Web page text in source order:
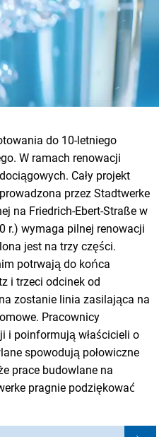
do 10-letniego
W ramach renowacji
Cały projekt
przez Stadtwerke
na Friedrich-Ebert-Straße w
r.) wymaga pilnej renowacji
jest na trzy części.
potrwają do końca
i trzeci odcinek od
zostanie linia zasilająca na
Pracownicy
i poinformują właścicieli o
spowodują połowiczne
prace budowlane na
pragnie podziękować